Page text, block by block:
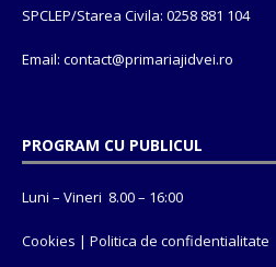
SPCLEP/Starea Civila: 0258 881 104
Email: contact@primariajidvei.ro
PROGRAM CU PUBLICUL
Luni – Vineri 8.00 – 16:00
Cookies | Politica de confidentialitate